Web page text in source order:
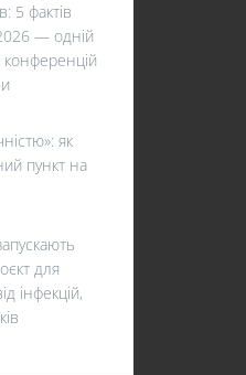
5 фактів
— одній
як
пункт на
для
інфекцій,